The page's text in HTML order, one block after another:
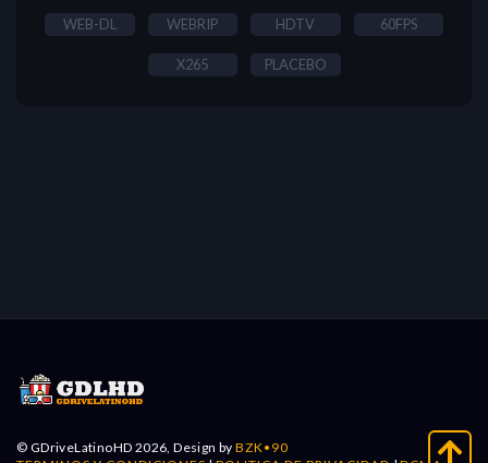
WEB-DL WEBRIP HDTV 60FPS
X265 PLACEBO
© GDriveLatinoHD 2026, Design byBZK•90